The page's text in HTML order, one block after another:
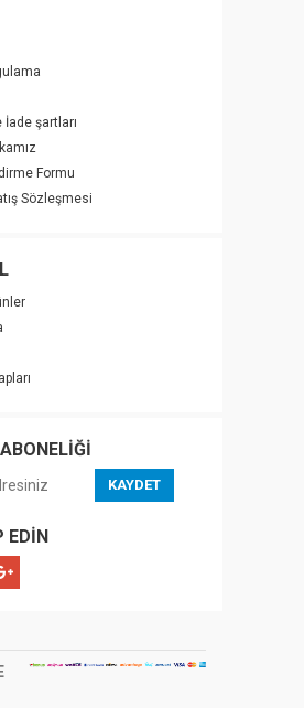
şartları
Formu
Sözleşmesi
KAYDET
EDİN